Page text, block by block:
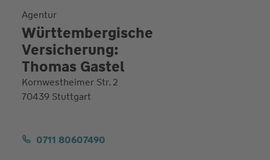
Agentur
Württembergische
Versicherung:
Thomas Gastel
Kornwestheimer Str. 2
70439 Stuttgart
0711 80607490